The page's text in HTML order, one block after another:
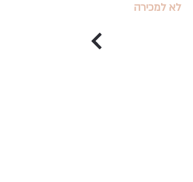
לא למכירה